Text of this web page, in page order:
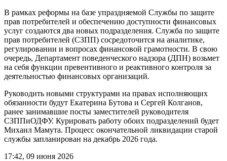
В рамках реформы на базе упраздняемой Службы по защите
прав потребителей и обеспечению доступности финансовых
услуг создаются два новых подразделения. Служба по защите
прав потребителей (СЗПП) сосредоточится на аналитике,
регулировании и вопросах финансовой грамотности. В свою
очередь, Департамент поведенческого надзора (ДПН) возьмет
на себя функции превентивного и реактивного контроля за
деятельностью финансовых организаций.
Руководить новыми структурами на правах исполняющих
обязанности будут Екатерина Бутова и Сергей Колганов,
ранее занимавшие посты заместителей руководителя
СЗППиОДФУ. Курировать работу обоих подразделений будет
Михаил Мамута. Процесс окончательной ликвидации старой
службы запланирован на декабрь 2026 года.
17:42, 09 июня 2026